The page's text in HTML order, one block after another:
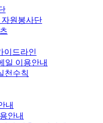
원봉사단
이드라인
일 이용안내
천수칙
내
안내